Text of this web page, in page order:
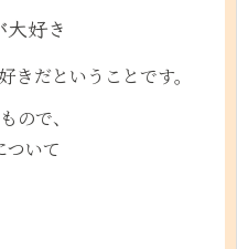
好き
きだということです。
ので、
ついて